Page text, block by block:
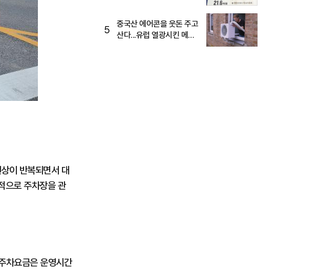
이 반복되면서 대
으로 주차장을 관
차요금은 운영시간
5
중국산 에어콘을 웃돈 주고
산다...유럽 열광시킨 메이